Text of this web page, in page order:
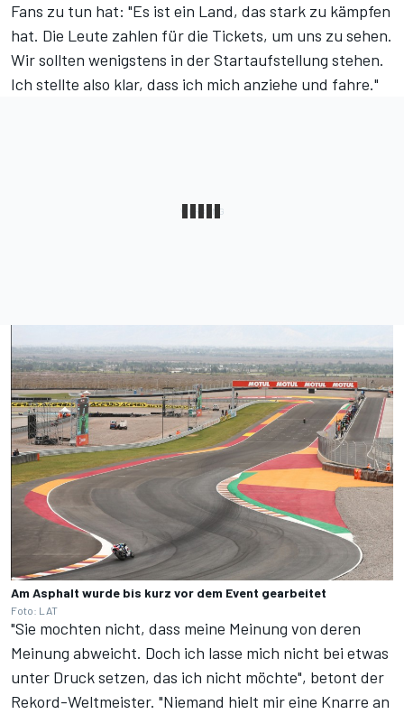
Fans zu tun hat: "Es ist ein Land, das stark zu kämpfen
hat. Die Leute zahlen für die Tickets, um uns zu sehen.
Wir sollten wenigstens in der Startaufstellung stehen.
Ich stellte also klar, dass ich mich anziehe und fahre."
Am Asphalt wurde bis kurz vor dem Event gearbeitet
Foto: LAT
"Sie mochten nicht, dass meine Meinung von deren
Meinung abweicht. Doch ich lasse mich nicht bei etwas
unter Druck setzen, das ich nicht möchte", betont der
Rekord-Weltmeister. "Niemand hielt mir eine Knarre an